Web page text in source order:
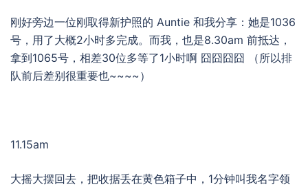
刚好旁边一位刚取得新护照的 Auntie 和我分享：她是1036
号，用了大概2小时多完成。而我，也是8.30am 前抵达，
拿到1065号，相差30位多等了1小时啊 囧囧囧囧 （所以排
队前后差别很重要也~~~~）
11.15am
大摇大摆回去，把收据丢在黄色箱子中，1分钟叫我名字领